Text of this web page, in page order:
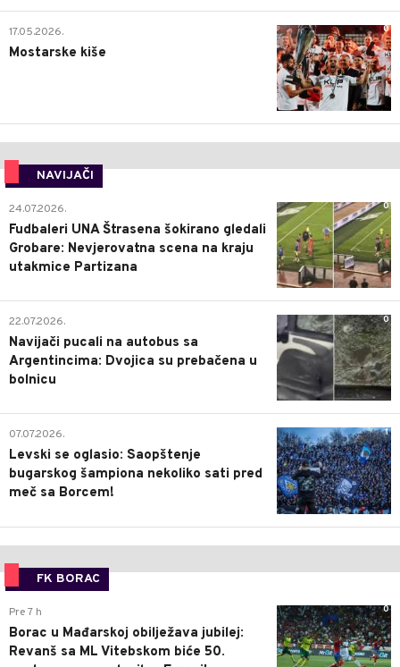
0
17.05.2026.
Mostarske kiše
NAVIJAČI
0
24.07.2026.
Fudbaleri UNA Štrasena šokirano gledali
Grobare: Nevjerovatna scena na kraju
utakmice Partizana
0
22.07.2026.
Navijači pucali na autobus sa
Argentincima: Dvojica su prebačena u
bolnicu
1
07.07.2026.
Levski se oglasio: Saopštenje
bugarskog šampiona nekoliko sati pred
meč sa Borcem!
FK BORAC
0
Pre 7 h
Borac u Mađarskoj obilježava jubilej:
Revanš sa ML Vitebskom biće 50.